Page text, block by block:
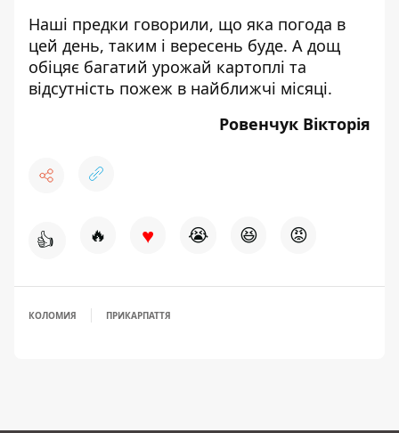
Наші предки говорили, що яка погода в
цей день, таким і вересень буде. А дощ
обіцяє багатий урожай картоплі та
відсутність пожеж в найближчі місяці.
Ровенчук Вікторія
👍 🔥 ♥ 😭 😆 😡
КОЛОМИЯ ПРИКАРПАТТЯ